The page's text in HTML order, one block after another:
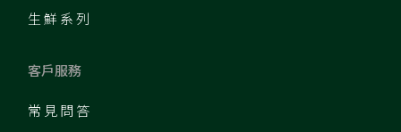
生鮮系列
客戶服務
常見問答